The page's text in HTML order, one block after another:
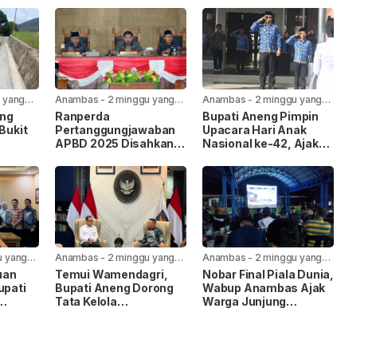
yang
Anambas - 2 minggu yang
lalu
Ranperda
Pertanggungjawaban
APBD 2025 Disahkan
Bupati Anambas
Anambas - 2 minggu yang
lalu
Bupati Aneng Pimpin
Upacara Hari Anak
Nasional ke-42, Ajak
Ramah Anak
yang
Anambas - 2 minggu yang
lalu
Temui Wamendagri,
Bupati Aneng Dorong
Tata Kelola
Anambas - 2 minggu yang
lalu
Nobar Final Piala Dunia,
Wabup Anambas Ajak
Warga Junjung